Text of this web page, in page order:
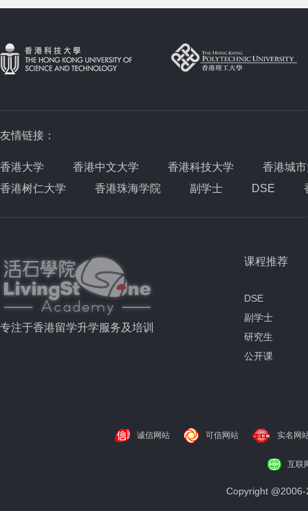
友情链接：
香港大学 香港中文大学 香港科技大学
香港城
香港树仁大学
香港珠海学院 副学士 DSE
专注于香港留学升学服务及培训
课程推荐
DSE
副学士
研究生
公开课
诚信网站 可信网站 实名网
互联
Copyright